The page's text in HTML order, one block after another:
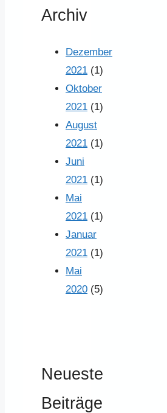
Archiv
Dezember
2021 (1)
Oktober
2021 (1)
August
2021 (1)
Juni
2021 (1)
Mai
2021 (1)
Januar
2021 (1)
Mai
2020 (5)
Neueste
Beiträge